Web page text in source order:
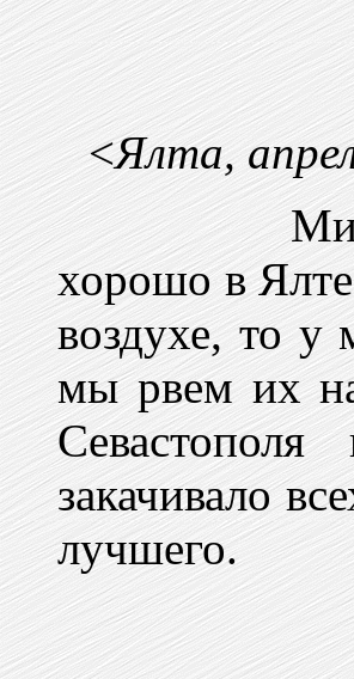
<Ялта,
Милая
хорошо в
воздухе, то у
мы рвем их
закачивало
лучшего.